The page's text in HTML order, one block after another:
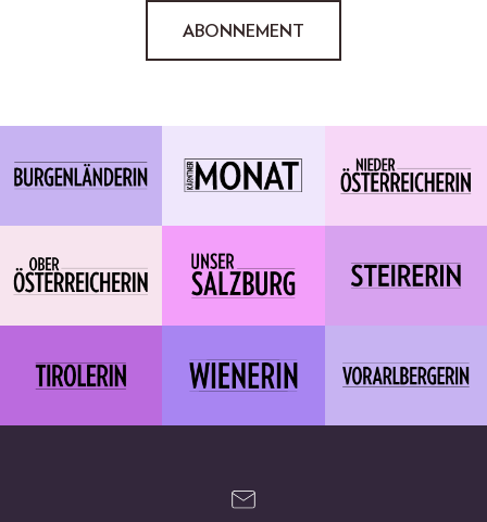
ABONNEMENT